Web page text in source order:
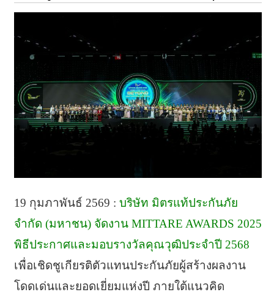
19 กุมภาพันธ์ 2569 : บริษัท มิตรแท้ประกันภัย
จำกัด (มหาชน) จัดงาน MITTARE AWARDS 2025
พิธีประกาศและมอบรางวัลคุณวุฒิประจำปี 2568
เพื่อเชิดชูเกียรติตัวแทนประกันภัยผู้สร้างผลงาน
โดดเด่นและยอดเยี่ยมแห่งปี ภายใต้แนวคิด